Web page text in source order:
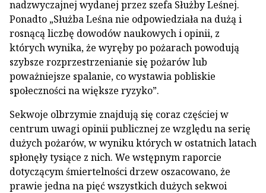
nadzwyczajnej wydanej przez szefa Służby Leśnej.
Ponadto „Służba Leśna nie odpowiedziała na dużą i
rosnącą liczbę dowodów naukowych i opinii, z
których wynika, że wyręby po pożarach powodują
szybsze rozprzestrzenianie się pożarów lub
poważniejsze spalanie, co wystawia pobliskie
społeczności na większe ryzyko”.
Sekwoje olbrzymie znajdują się coraz częściej w
centrum uwagi opinii publicznej ze względu na serię
dużych pożarów, w wyniku których w ostatnich latach
spłonęły tysiące z nich. We wstępnym raporcie
dotyczącym śmiertelności drzew oszacowano, że
prawie jedna na pięć wszystkich dużych sekwoi